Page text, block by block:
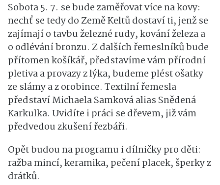
Sobota 5. 7. se bude zaměřovat více na kovy:
nechť se tedy do Země Keltů dostaví ti, jenž se
zajímají o tavbu železné rudy, kování železa a
o odlévání bronzu. Z dalších řemeslníků bude
přítomen košíkář, představíme vám přírodní
pletiva a provazy z lýka, budeme plést ošatky
ze slámy a z orobince. Textilní řemesla
představí Michaela Samková alias Snědená
Karkulka. Uvidíte i práci se dřevem, již vám
předvedou zkušení řezbáři.
Opět budou na programu i dílničky pro děti:
ražba mincí, keramika, pečení placek, šperky z
drátků.